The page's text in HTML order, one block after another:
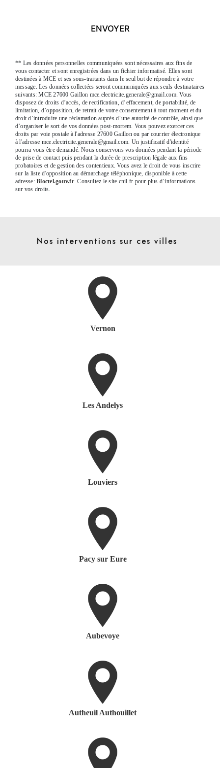
ENVOYER
** Les données personnelles communiquées sont nécessaires aux fins de
vous contacter et sont enregistrées dans un fichier informatisé. Elles sont
destinées à MCE et ses sous-traitants dans le seul but de répondre à votre
message. Les données collectées seront communiquées aux seuls destinataires
suivants: MCE 27600 Gaillon mce.electricite.generale@gmail.com. Vous
disposez de droits d’accès, de rectification, d’effacement, de portabilité, de
limitation, d’opposition, de retrait de votre consentement à tout moment et du
droit d’introduire une réclamation auprès d’une autorité de contrôle, ainsi que
d’organiser le sort de vos données post-mortem. Vous pouvez exercer ces
droits par voie postale à l'adresse 27600 Gaillon ou par courrier électronique
à l'adresse mce.electricite.generale@gmail.com. Un justificatif d'identité
pourra vous être demandé. Nous conservons vos données pendant la période
de prise de contact puis pendant la durée de prescription légale aux fins
probatoires et de gestion des contentieux. Vous avez le droit de vous inscrire
sur la liste d'opposition au démarchage téléphonique, disponible à cette
adresse:Bloctel.gouv.fr. Consultez le site cnil.fr pour plus d’informations
sur vos droits.
Nos interventions sur ces villes
Vernon
Les Andelys
Louviers
Pacy sur Eure
Aubevoye
Autheuil Authouillet